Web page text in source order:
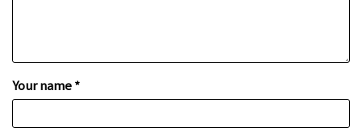
Your name *